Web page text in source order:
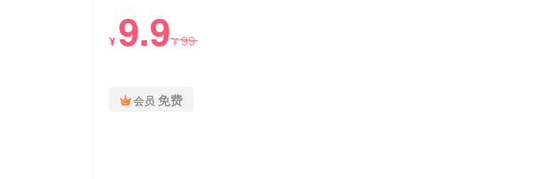
¥ 9.9¥99
会员 免费